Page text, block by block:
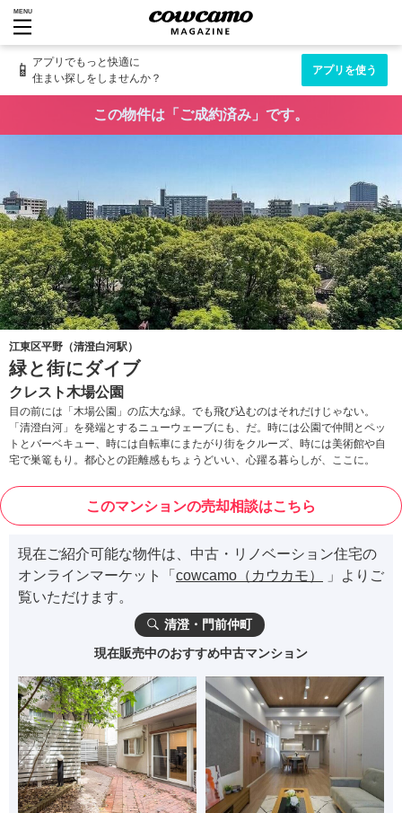
MENU
📱 アプリでもっと快適に
住まい探しをしませんか？
アプリを使う
この物件は「ご成約済み」です。
江東区平野（清澄白河駅）
緑と街にダイブ
クレスト木場公園
目の前には「木場公園」の広大な緑。でも飛び込むのはそれだけじゃない。
「清澄白河」を発端とするニューウェーブにも、だ。時には公園で仲間とペッ
トとバーベキュー、時には自転車にまたがり街をクルーズ、時には美術館や自
宅で巣篭もり。都心との距離感もちょうどいい、心躍る暮らしが、ここに。
このマンションの売却相談はこちら
現在ご紹介可能な物件は、中古・リノベーション住宅の
オンラインマーケット「 cowcamo（カウカモ）
」よりご
覧いただけます。
清澄・門前仲町
現在販売中のおすすめ中古マンション